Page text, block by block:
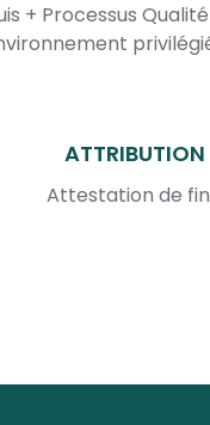
Processus Qualité
ATTRIBUTION
Attestation de